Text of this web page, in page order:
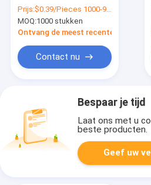
het Serumglas met
Zwarte Gouden Kraag
Prijs:$0.39/Pieces 1000-9999 Pieces
MOQ:1000 stukken
Ontvang de meest recente Prijs
Contact nu
Bespaar je tijd
Laat ons met u
beste producten.
Geef uw